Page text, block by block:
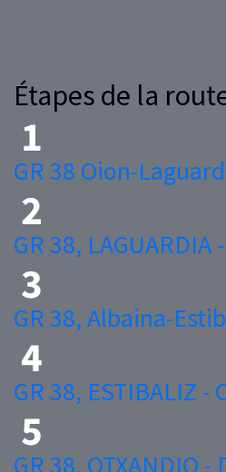
Étapes de la
GR 38 Oion-
GR 38, LAGUARDIA
GR 38, Albaina-
GR 38, ESTIBALIZ -
GR 38, OTXANDIO -